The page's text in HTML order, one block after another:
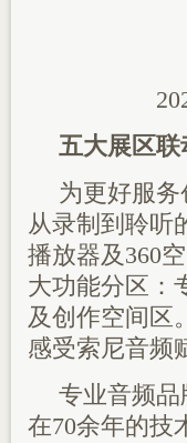
五大展区
为更好服
从录制到聆听
播放器及360
大功能分区：
及创作空间区
感受索尼音频
专业音频
在70余年的技